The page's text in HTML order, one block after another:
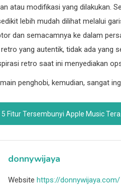
atau modifikasi yang dilakukan.
lebih mudah dilihat melalui
dan semacamnya ke dalam
yang autentik, tidak ada yang
retro saat ini menyediakan
penghobi, kemudian, sangat
5 Fitur Tersembunyi Apple Music Teratas
donnywijaya
Website https://donnywijaya.com/